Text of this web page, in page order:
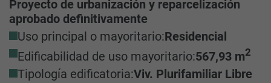
Proyecto de urbanización y reparcelización
aprobado definitivamente
Uso principal o mayoritario:Residencial
Edificabilidad de uso mayoritario:567,93 m2
Tipología edificatoria:Viv. Plurifamiliar Libre